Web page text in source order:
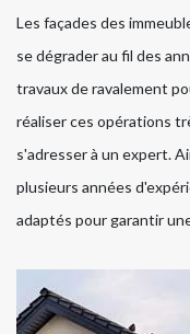
Les façades des
se dégrader au fil des
travaux de ravalement
réaliser ces opérations
s'adresser à un expert.
plusieurs années
adaptés pour garantir